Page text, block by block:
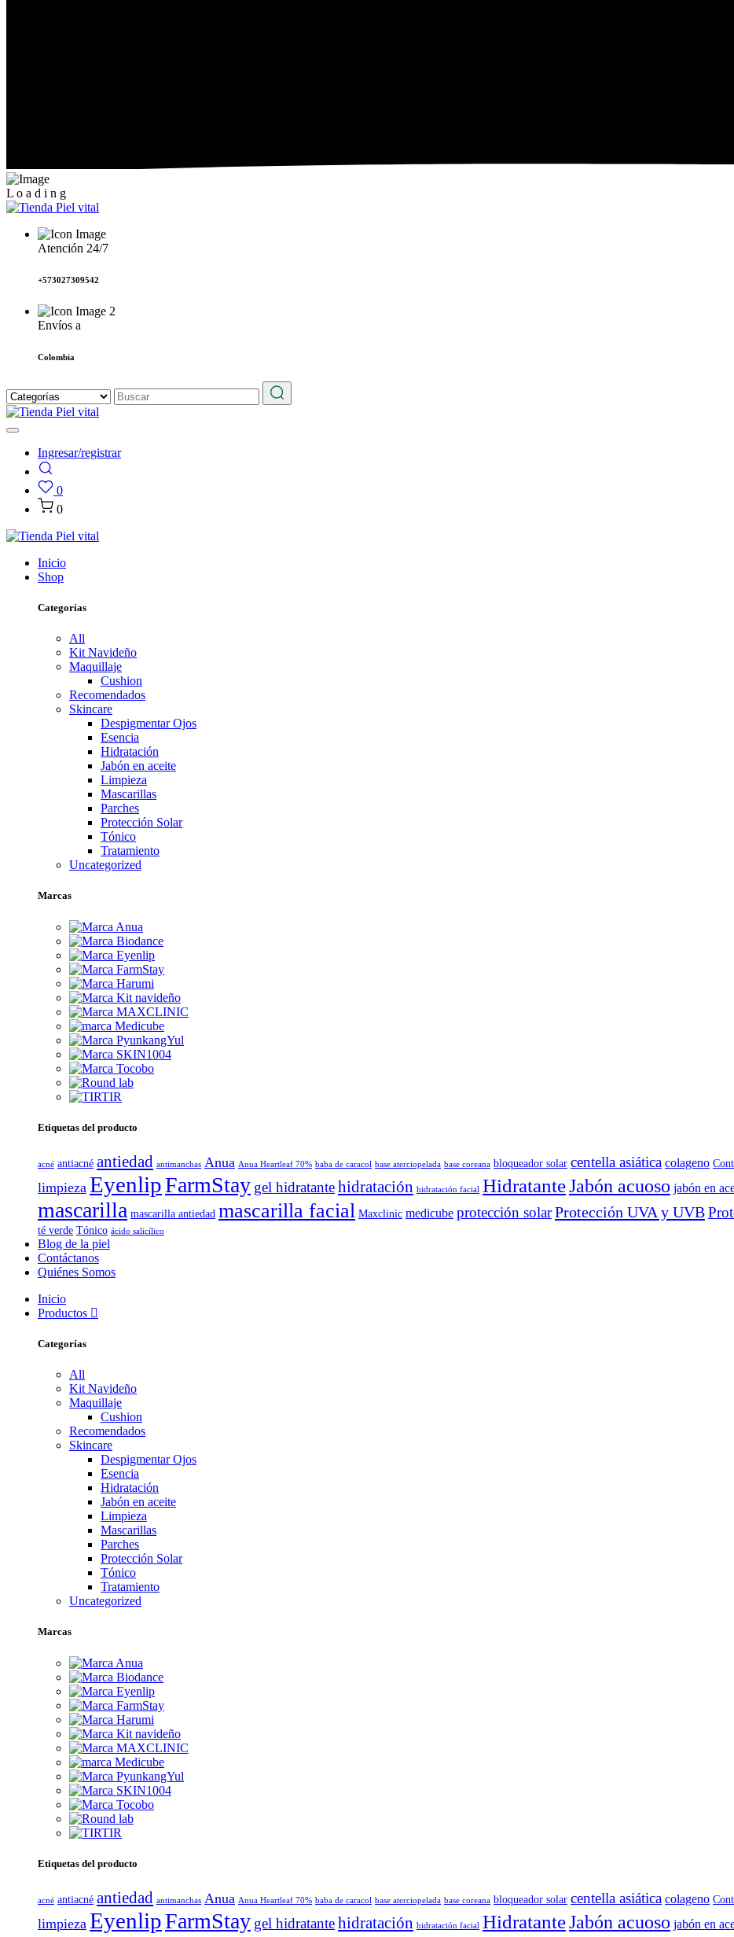
L o a d i n g
Atención 24/7
+573027309542
Envíos a
Colombia
Ingresar/registrar
0
0
Inicio
Shop
Categorías
All
Kit Navideño
Maquillaje
Cushion
Recomendados
Skincare
Despigmentar Ojos
Esencia
Hidratación
Jabón en aceite
Limpieza
Mascarillas
Parches
Protección Solar
Tónico
Tratamiento
Uncategorized
Marcas
Etiquetas del producto
acné antiacné antiedad antimanchas Anua Anua Heartleaf 70% baba de caracol base aterciopelada base coreana bloqueador solar centella asiática colageno
limpieza EyenlipFarmStay gel hidratantehidratación hidratación facial HidratanteJabón acuoso jabón en
mascarilla mascarilla antiedad mascarilla facial Maxclinic medicube protección solarProtección UVA y UVB
té verde Tónico ácido salicílico
Blog de la piel
Contáctanos
Quiénes Somos
Inicio
Productos
Categorías
All
Kit Navideño
Maquillaje
Cushion
Recomendados
Skincare
Despigmentar Ojos
Esencia
Hidratación
Jabón en aceite
Limpieza
Mascarillas
Parches
Protección Solar
Tónico
Tratamiento
Uncategorized
Marcas
Etiquetas del producto
acné antiacné antiedad antimanchas Anua Anua Heartleaf 70% baba de caracol base aterciopelada base coreana bloqueador solar centella asiática colageno
limpieza EyenlipFarmStay gel hidratantehidratación hidratación facial HidratanteJabón acuoso jabón en